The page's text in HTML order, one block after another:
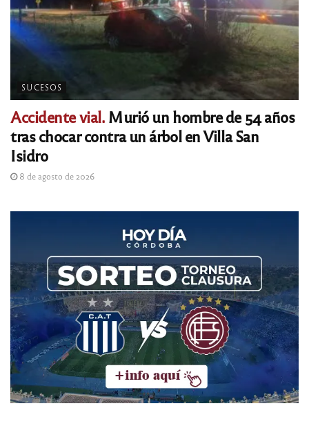
SUCESOS
Accidente vial.Murió un hombre de 54 años
tras chocar contra un árbol en Villa San
Isidro
8 de agosto de 2026